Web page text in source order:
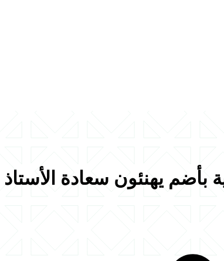
بأضم يهنئون سعادة